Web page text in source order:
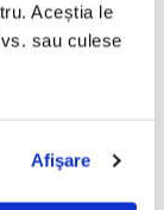
Aceștia le
sau culese
Afişare
-
VINIL)